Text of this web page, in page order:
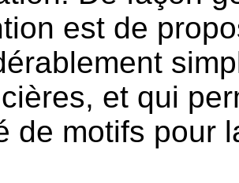
est de
et qui
de motifs pour